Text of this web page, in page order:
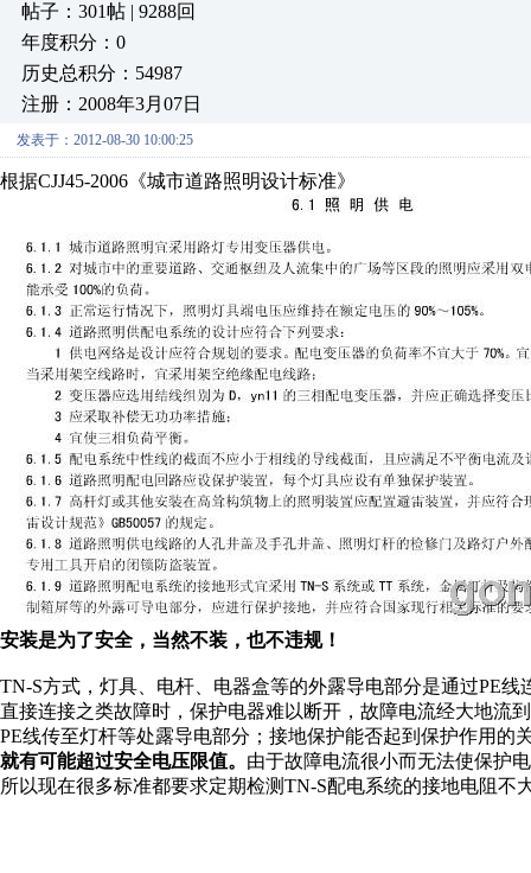
帖子：301帖 | 9288回
年度积分：0
历史总积分：54987
注册：2008年3月07日
发表于：2012-08-30 10:00:25
根据CJJ45-2006《城市道路照明设计标准》
安装是为了安全，当然不装，也不违规！
TN-S方式，灯具、电杆、电器盒等的外露导电部分是通过PE
直接连接之类故障时，保护电器难以断开，故障电流经大地流
PE线传至灯杆等处露导电部分；接地保护能否起到保护作用的
就有可能超过安全电压限值。 由于故障电流很小而无法使保护
所以现在很多标准都要求定期检测TN-S配电系统的接地电阻